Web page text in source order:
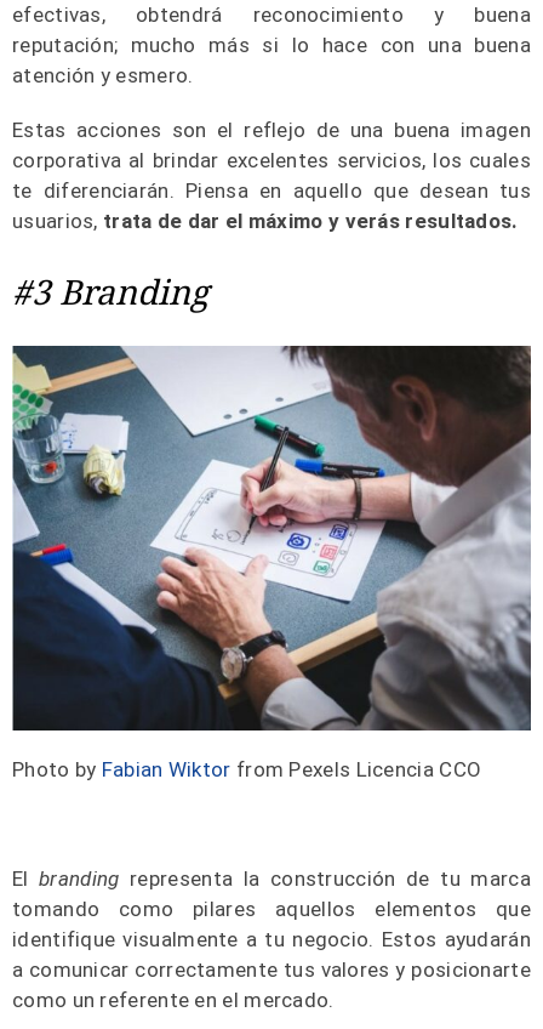
efectivas, obtendrá reconocimiento y buena
reputación; mucho más si lo hace con una buena
atención y esmero.
Estas acciones son el reflejo de una buena imagen
corporativa al brindar excelentes servicios, los cuales
te diferenciarán. Piensa en aquello que desean tus
usuarios, trata de dar el máximo y verás resultados.
#3 Branding
Photo by Fabian Wiktor from Pexels Licencia CCO
Elbranding representa la construcción de tu marca
tomando como pilares aquellos elementos que
identifique visualmente a tu negocio. Estos ayudarán
a comunicar correctamente tus valores y posicionarte
como un referente en el mercado.